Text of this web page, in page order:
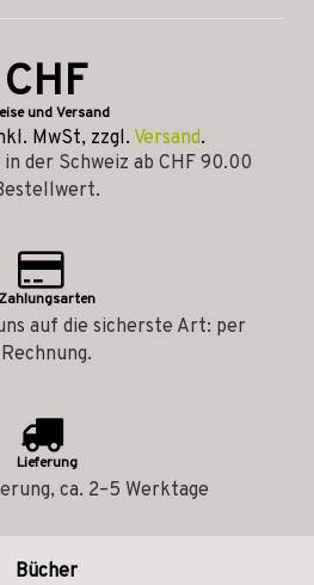
CHF
und Versand
MwSt, zzgl. Versand.
der Schweiz ab CHF 90.00
Zahlungsarten
auf die sicherste Art: per
Rechnung.
Lieferung
ca. 2–5 Werktage
Bücher